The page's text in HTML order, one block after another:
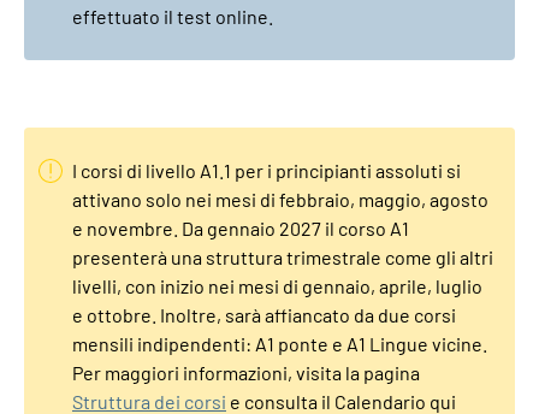
effettuato il test online.
I corsi di livello A1.1 per i principianti assoluti si
attivano solo nei mesi di febbraio, maggio, agosto
e novembre. Da gennaio 2027 il corso A1
presenterà una struttura trimestrale come gli altri
livelli, con inizio nei mesi di gennaio, aprile, luglio
e ottobre. Inoltre, sarà affiancato da due corsi
mensili indipendenti: A1 ponte e A1 Lingue vicine.
Per maggiori informazioni, visita la pagina
Struttura dei corsi e consulta il Calendario qui